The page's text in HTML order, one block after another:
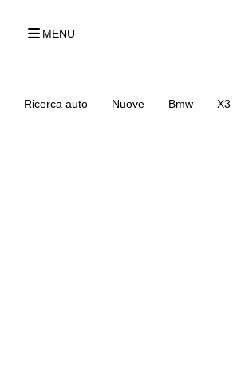
MENU
Ricerca auto Nuove Bmw X3